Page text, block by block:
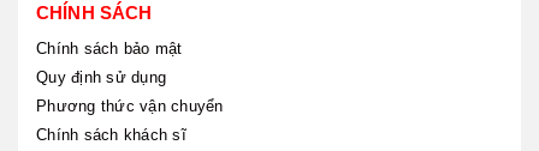
CHÍNH SÁCH
Chính sách bảo mật
Quy định sử dụng
Phương thức vận chuyển
Chính sách khách sĩ